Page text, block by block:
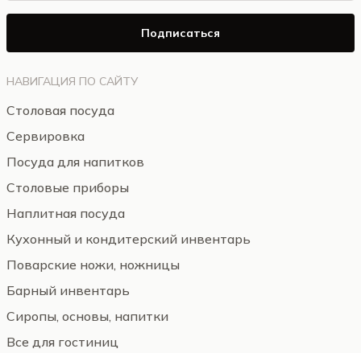
НАВИГАЦИЯ ПО САЙТУ
Столовая посуда
Сервировка
Посуда для напитков
Столовые приборы
Наплитная посуда
Кухонный и кондитерский инвентарь
Поварские ножи, ножницы
Барный инвентарь
Сиропы, основы, напитки
Все для гостиниц
Подписаться